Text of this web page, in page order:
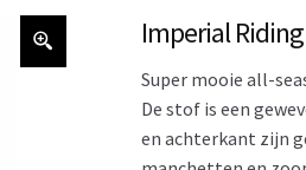
Imperial
Super mooie all-
De stof is een
en achterkant zijn